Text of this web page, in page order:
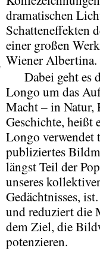
dramatischen
Schatteneffekten
einer großen
Wiener Albertina.
Dabei geht es
Longo um das
Macht – in Natur,
Geschichte, heißt
Longo verwendet
publiziertes
längst Teil der
unseres
Gedächtnisses,
und reduziert die
dem Ziel, die
potenzieren.